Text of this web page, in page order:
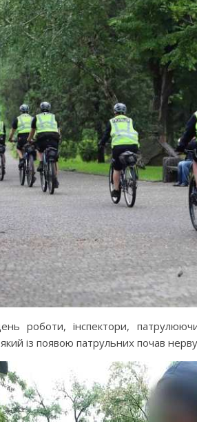
роботи, інспектори,
із появою патрульних почав